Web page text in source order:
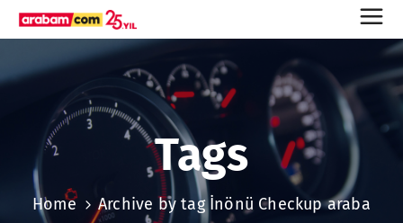
Tags
Home Archive by tag İnönü Checkup araba